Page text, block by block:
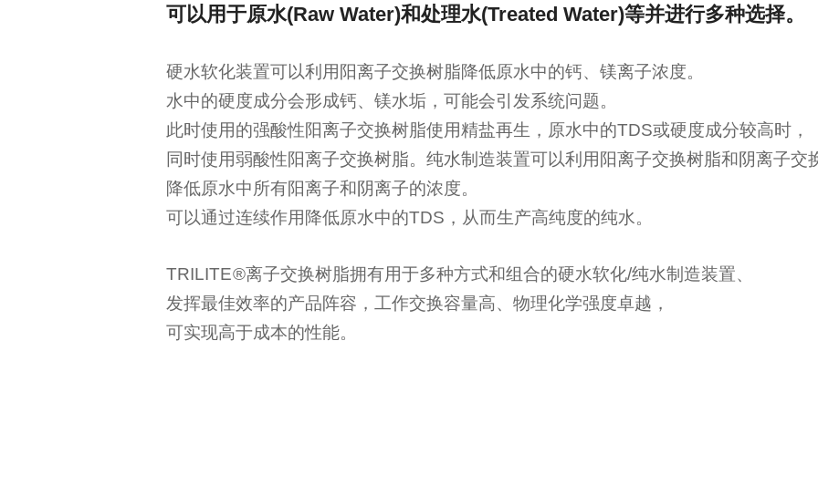
可以用于原水(Raw Water)和处理水(Treated Water)等并进行多种选择。
硬水软化装置可以利用阳离子交换树脂降低原水中的钙、镁离子浓度。
水中的硬度成分会形成钙、镁水垢，可能会引发系统问题。
此时使用的强酸性阳离子交换树脂使用精盐再生，原水中的TDS或硬度成分较高时，
同时使用弱酸性阳离子交换树脂。纯水制造装置可以利用阳离子交换树脂和阴离子交
降低原水中所有阳离子和阴离子的浓度。
可以通过连续作用降低原水中的TDS，从而生产高纯度的纯水。
TRILITE®离子交换树脂拥有用于多种方式和组合的硬水软化/纯水制造装置、
发挥最佳效率的产品阵容，工作交换容量高、物理化学强度卓越，
可实现高于成本的性能。